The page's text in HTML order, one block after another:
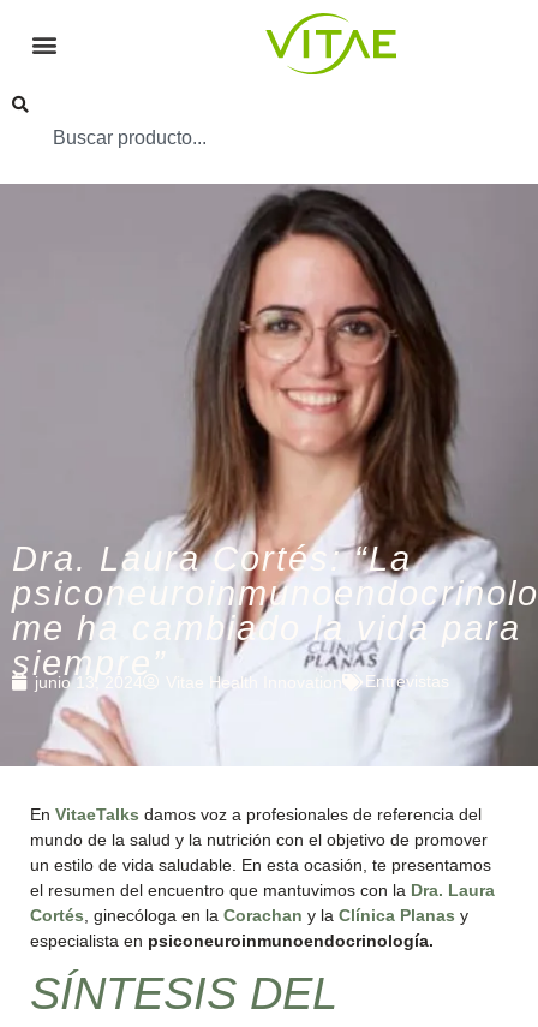
Dra. Laura Cortés: “La
me ha cambiado la vida para
siempre”
junio 13, 2024 Vitae Health Innovation Entrevistas
En VitaeTalks damos voz a profesionales de referencia del
mundo de la salud y la nutrición con el objetivo de promover
un estilo de vida saludable. En esta ocasión, te presentamos
el resumen del encuentro que mantuvimos con la Dra. Laura
Cortés , ginecóloga en la Corachan y la Clínica Planas y
especialista en psiconeuroinmunoendocrinología.
SÍNTESIS DEL